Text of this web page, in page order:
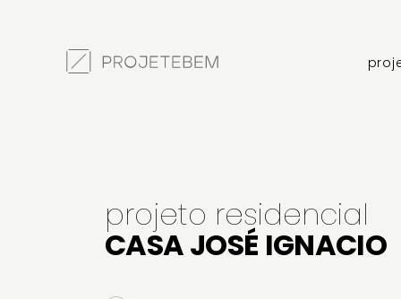
projeto residencial
CASA JOSÉ IGNACIO